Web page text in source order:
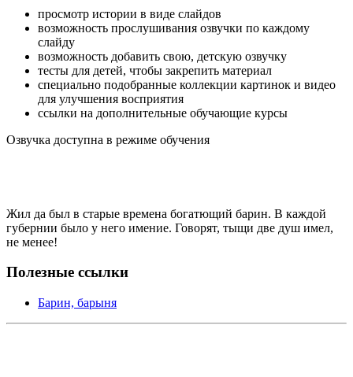
просмотр истории в виде слайдов
возможность прослушивания озвучки по каждому
слайду
возможность добавить свою, детскую озвучку
тесты для детей, чтобы закрепить материал
специально подобранные коллекции картинок и видео
для улучшения восприятия
ссылки на дополнительные обучающие курсы
Озвучка доступна в режиме обучения
Жил да был в старые времена богатющий барин. В каждой
губернии было у него имение. Говорят, тыщи две душ имел,
не менее!
Полезные ссылки
Барин, барыня